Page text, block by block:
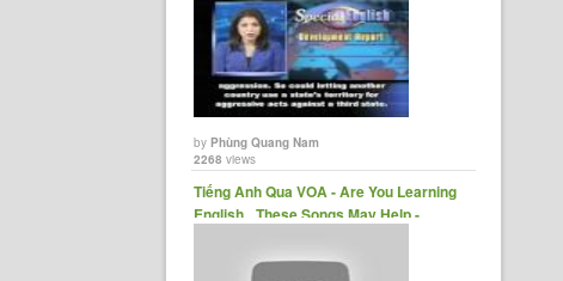
byPhùng Quang Nam
2268 views
Tiếng Anh Qua VOA - Are You Learning
English_ These Songs May Help -